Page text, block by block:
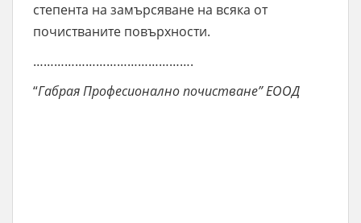
степента на замърсяване на всяка от
почистваните повърхности.
……………………………………….
“Габрая Професионално почистване” ЕООД